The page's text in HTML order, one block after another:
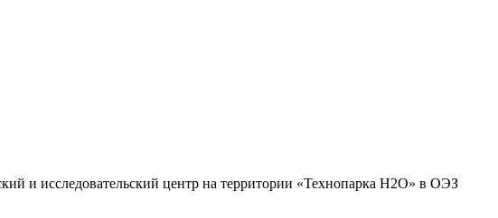
и исследовательский центр на территории «Технопарка Н2О» в ОЭЗ